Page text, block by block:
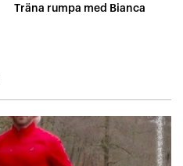
Träna rumpa med Bianca